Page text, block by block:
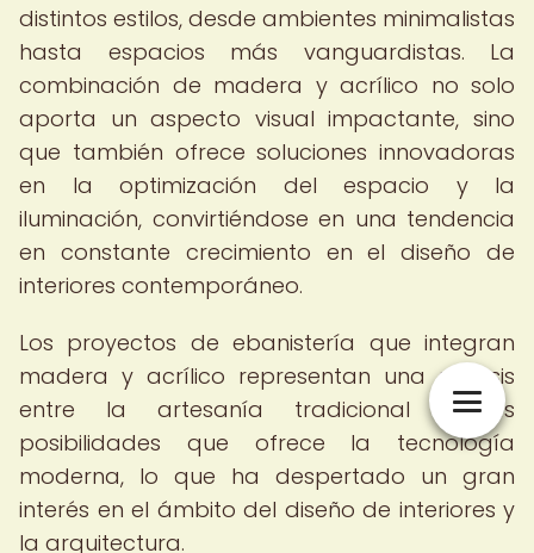
distintos estilos, desde ambientes minimalistas
hasta espacios más vanguardistas. La
combinación de madera y acrílico no solo
aporta un aspecto visual impactante, sino
que también ofrece soluciones innovadoras
en la optimización del espacio y la
iluminación, convirtiéndose en una tendencia
en constante crecimiento en el diseño de
interiores contemporáneo.
Los proyectos de ebanistería que integran
madera y acrílico representan una síntesis
entre la artesanía tradicional y las
posibilidades que ofrece la tecnología
moderna, lo que ha despertado un gran
interés en el ámbito del diseño de interiores y
la arquitectura.